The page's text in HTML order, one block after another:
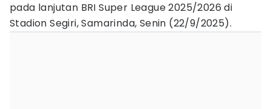
pada lanjutan BRI Super League 2025/2026 di
Stadion Segiri, Samarinda, Senin (22/9/2025).